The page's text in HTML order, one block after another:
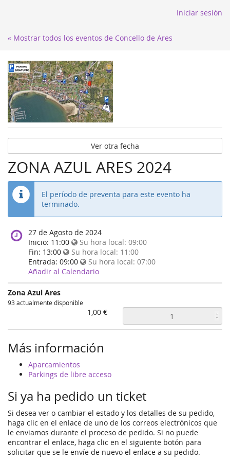
Iniciar sesión
« Mostrar todos los eventos de Concello de Ares
Ver otra fecha
ZONA AZUL ARES 2024
El período de preventa para este evento ha
terminado.
When
does
the
event
happen?
27 de Agosto de 2024
Inicio: 11:00 Su hora local: 09:00
Fin: 13:00 Su hora local: 11:00
Entrada: 09:00 Su hora local: 07:00
Añadir al Calendario
Zona Azul Ares
93 actualmente disponible
1,00 €
Más información
Aparcamientos
Parkings de libre acceso
Si ya ha pedido un ticket
Si desea ver o cambiar el estado y los detalles de su pedido,
haga clic en el enlace de uno de los correos electrónicos que
le enviamos durante el proceso de pedido. Si no puede
encontrar el enlace, haga clic en el siguiente botón para
solicitar que se le envíe de nuevo el enlace a su pedido.